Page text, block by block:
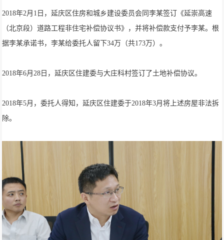
2018年2月1日，延庆区住房和城乡建设委员会同李某签订《延崇高速
（北京段）道路工程非住宅补偿协议书》，并将补偿款支付予李某。根
据李某承诺书，李某给委托人留下34万（共173万）。
2018年6月28日，延庆区住建委与大庄科村签订了土地补偿协议。
2018年5月，委托人得知，延庆区住建委于2018年3月将上述房屋非法拆
除。